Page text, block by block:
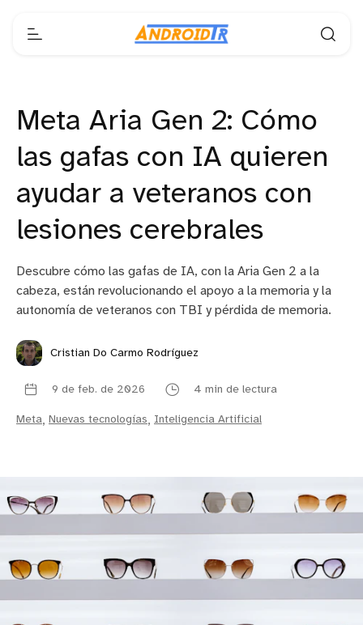
Meta Aria Gen 2: Cómo
las gafas con IA quieren
ayudar a veteranos con
lesiones cerebrales
Descubre cómo las gafas de IA, con la Aria Gen 2 a la
cabeza, están revolucionando el apoyo a la memoria y la
autonomía de veteranos con TBI y pérdida de memoria.
Cristian Do Carmo Rodríguez
9 de feb. de 2026 4 min de lectura
Meta, Nuevas tecnologías, Inteligencia Artificial